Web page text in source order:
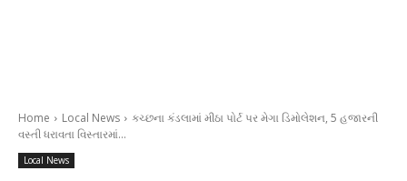
Home Local News
કચ્છના કંડલામાં મીઠા પોર્ટ પર મેગા ડિમોલેશન, 5 હજારની
વસ્તી ધરાવતા વિસ્તારમાં...
Local News